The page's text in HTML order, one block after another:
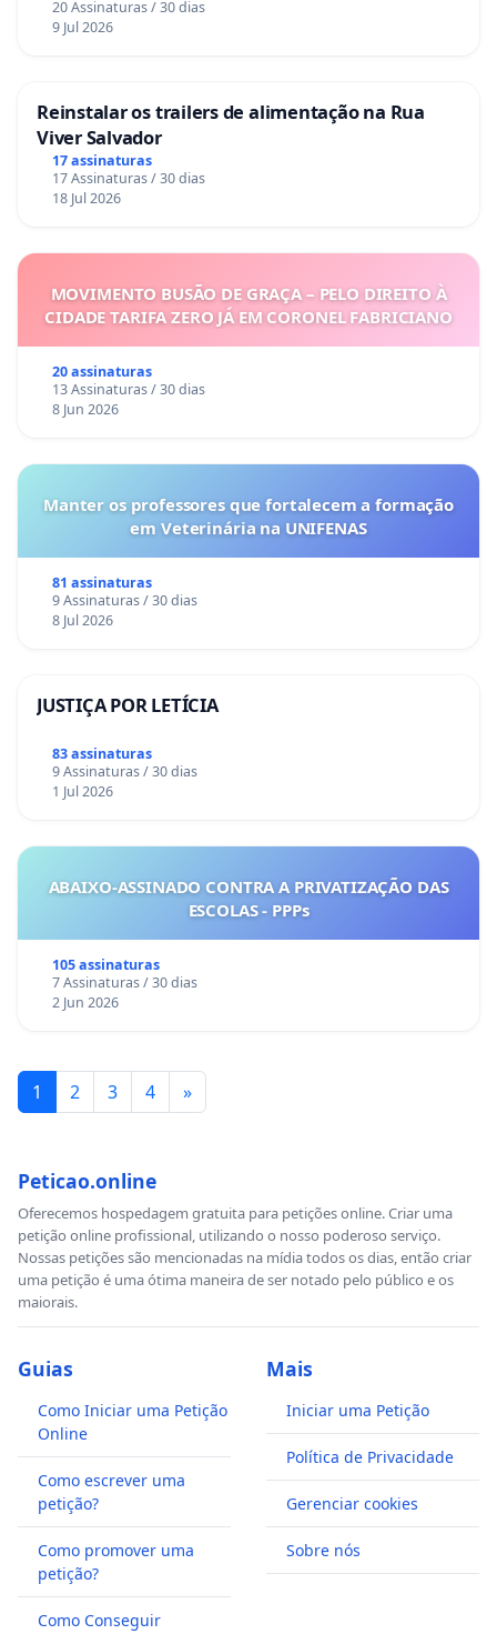
20 Assinaturas / 30 dias
9 Jul 2026
Reinstalar os trailers de alimentação na Rua
Viver Salvador
17 assinaturas
17 Assinaturas / 30 dias
18 Jul 2026
MOVIMENTO BUSÃO DE GRAÇA – PELO DIREITO À
CIDADE TARIFA ZERO JÁ EM CORONEL FABRICIANO
20 assinaturas
13 Assinaturas / 30 dias
8 Jun 2026
Manter os professores que fortalecem a formação
em Veterinária na UNIFENAS
81 assinaturas
9 Assinaturas / 30 dias
8 Jul 2026
JUSTIÇA POR LETÍCIA
83 assinaturas
9 Assinaturas / 30 dias
1 Jul 2026
ABAIXO-ASSINADO CONTRA A PRIVATIZAÇÃO DAS
ESCOLAS - PPPs
105 assinaturas
7 Assinaturas / 30 dias
2 Jun 2026
1 2 3 4 »
Peticao.online
Oferecemos hospedagem gratuita para petições online. Criar uma
petição online profissional, utilizando o nosso poderoso serviço.
Nossas petições são mencionadas na mídia todos os dias, então criar
uma petição é uma ótima maneira de ser notado pelo público e os
maiorais.
Guias
Como Iniciar uma Petição
Online
Como escrever uma
petição?
Como promover uma
petição?
Como Conseguir
Mais
Iniciar uma Petição
Política de Privacidade
Gerenciar cookies
Sobre nós